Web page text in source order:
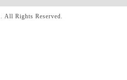
. All Rights Reserved.